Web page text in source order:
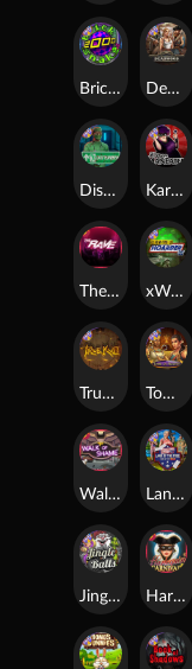
Land of the Free
Brick Snake 2000
Tomb of Nefertiti
Deadwood xNudge
Disturbed
Jingle Balls Harlequin Carnival
Walk of Shame
xWays Hoarder xSplit
Karen Maneater
True kult
The Rave